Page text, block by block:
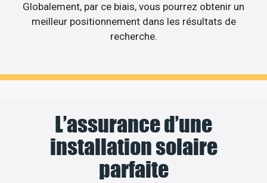
Globalement, par ce biais, vous pourrez obtenir un
meilleur positionnement dans les résultats de
recherche.
L’assurance d’une
installation solaire
parfaite